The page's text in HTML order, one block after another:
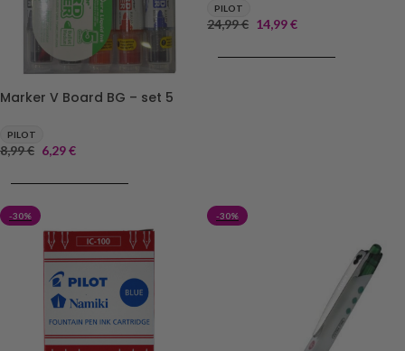
Marker V Board BG – set 5
PILOT
8,99€ 6,29€
PILOT
24,99€ 14,99€
-30% -30%